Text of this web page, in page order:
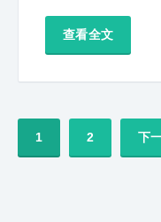
查看全文
1 2 下